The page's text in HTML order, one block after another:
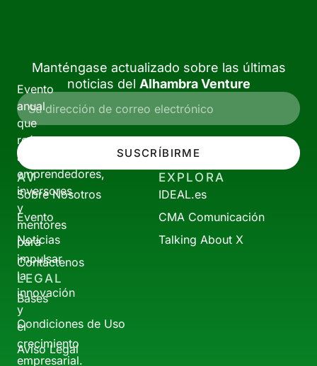
Evento
anual
que
reúne
a
emprendedores,
inversores
y
mentores
para
impulsar
la
innovación
y
el
crecimiento
empresarial.
Manténgase actualizado sobre las últimas
noticias del Alhambra Venture
SUSCRÍBIRME
AV
Sobre Nosotros
Evento
Noticias
Contáctenos
EXPLORA
IDEAL.es
CMA Comunicación
Talking About X
LEGAL
Bases
Condiciones de Uso
Aviso Legal